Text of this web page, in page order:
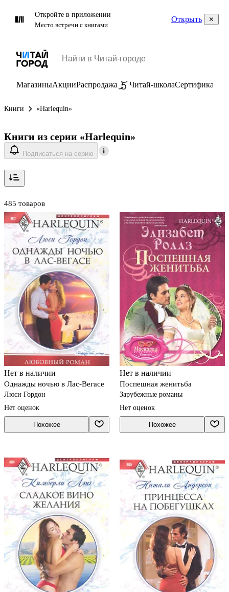
Откройте в приложении
Место встречи с книгами
Открыть
МагазиныАкцииРаспродажа Читай-школаСертификаты
Книги «Harlequin»
Книги из серии «Harlequin»
Подписаться на серию
485 товаров
Нет в наличии
Однажды ночью в Лас-Вегасе
Люси Гордон
Нет оценок
Похожее
Нет в наличии
Поспешная женитьба
Зарубежные романы
Нет оценок
Похожее